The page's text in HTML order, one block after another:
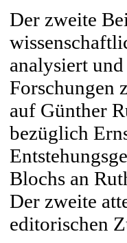
Der zweite
analysiert
Forschungen
auf Günther
bezüglich
Blochs an
Der zweite
editorischen